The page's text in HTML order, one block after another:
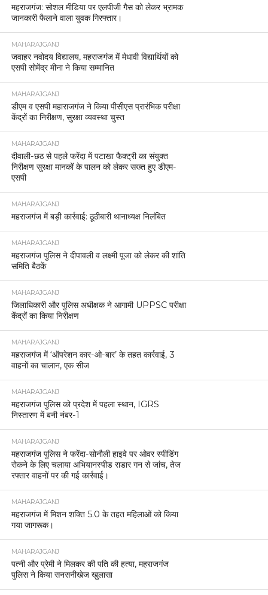
महराजगंज: सोशल मीडिया पर एलपीजी गैस को लेकर भ्रामक
जानकारी फैलाने वाला युवक गिरफ्तार।
MAHARAJGANJ
जवाहर नवोदय विद्यालय, महराजगंज में मेधावी विद्यार्थियों को
एसपी सोमेंद्र मीना ने किया सम्मानित
MAHARAJGANJ
डीएम व एसपी महाराजगंज ने किया पीसीएस प्रारंभिक परीक्षा
केंद्रों का निरीक्षण, सुरक्षा व्यवस्था चुस्त
MAHARAJGANJ
दीवाली-छठ से पहले फरेंदा में पटाखा फैक्ट्री का संयुक्त
निरीक्षण सुरक्षा मानकों के पालन को लेकर सख्त हुए डीएम-
एसपी
MAHARAJGANJ
महराजगंज में बड़ी कार्रवाई: ठूठीबारी थानाध्यक्ष निलंबित
MAHARAJGANJ
महराजगंज पुलिस ने दीपावली व लक्ष्मी पूजा को लेकर की शांति
समिति बैठकें
MAHARAJGANJ
जिलाधिकारी और पुलिस अधीक्षक ने आगामी UPPSC परीक्षा
केंद्रों का किया निरीक्षण
MAHARAJGANJ
महराजगंज में ‘ऑपरेशन कार-ओ-बार’ के तहत कार्रवाई, 3
वाहनों का चालान, एक सीज
MAHARAJGANJ
महराजगंज पुलिस को प्रदेश में पहला स्थान, IGRS
निस्तारण में बनी नंबर-1
MAHARAJGANJ
महराजगंज पुलिस ने फरेंदा-सोनौली हाइवे पर ओवर स्पीडिंग
रोकने के लिए चलाया अभियानस्पीड राडार गन से जांच, तेज
रफ्तार वाहनों पर की गई कार्रवाई।
MAHARAJGANJ
महराजगंज में मिशन शक्ति 5.0 के तहत महिलाओं को किया
गया जागरूक।
MAHARAJGANJ
पत्नी और प्रेमी ने मिलकर की पति की हत्या, महराजगंज
पुलिस ने किया सनसनीखेज खुलासा